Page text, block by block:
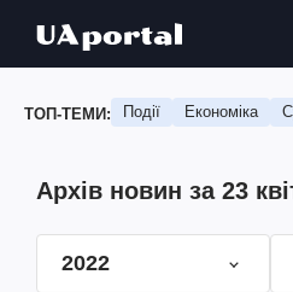
ТОП-ТЕМИ: Події Економіка
Архів новин за 23
2022